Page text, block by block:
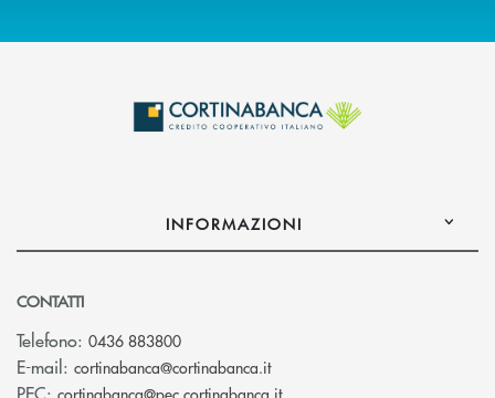
INFORMAZIONI
CONTATTI
Telefono: 0436 883800
E-mail: cortinabanca@cortinabanca.it(si apre l’app di posta
(si apre l’app di posta